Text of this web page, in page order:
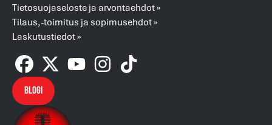
Tietosuojaseloste ja arvontaehdot »
Tilaus,-toimitus ja sopimusehdot »
Laskutustiedot »
Blogi